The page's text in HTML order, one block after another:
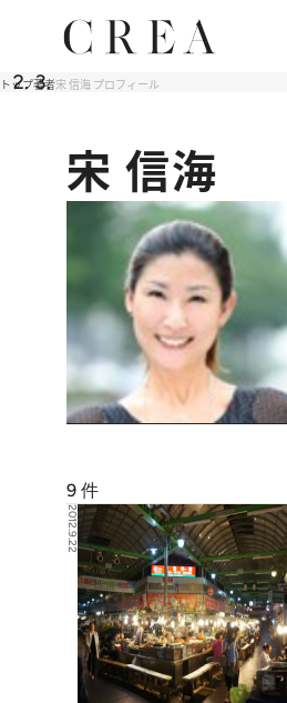
トップ著者宋 信海 プロフィール
宋 信海
9 件
2012.9.22